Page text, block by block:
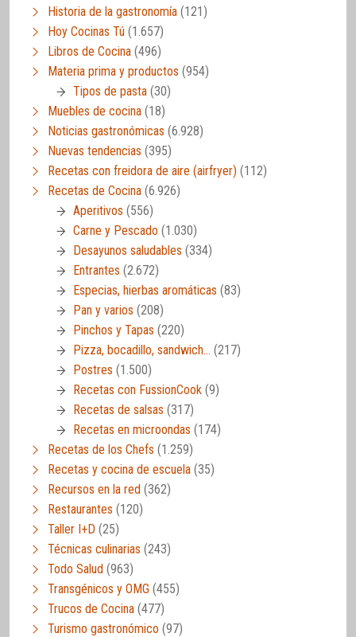
Historia de la gastronomía (121)
Hoy Cocinas Tú (1.657)
Libros de Cocina (496)
Materia prima y productos (954)
Tipos de pasta (30)
Muebles de cocina (18)
Noticias gastronómicas (6.928)
Nuevas tendencias (395)
Recetas con freidora de aire (airfryer) (112)
Recetas de Cocina (6.926)
Aperitivos (556)
Carne y Pescado (1.030)
Desayunos saludables (334)
Entrantes (2.672)
Especias, hierbas aromáticas (83)
Pan y varios (208)
Pinchos y Tapas (220)
Pizza, bocadillo, sandwich… (217)
Postres (1.500)
Recetas con FussionCook (9)
Recetas de salsas (317)
Recetas en microondas (174)
Recetas de los Chefs (1.259)
Recetas y cocina de escuela (35)
Recursos en la red (362)
Restaurantes (120)
Taller I+D (25)
Técnicas culinarias (243)
Todo Salud (963)
Transgénicos y OMG (455)
Trucos de Cocina (477)
Turismo gastronómico (97)